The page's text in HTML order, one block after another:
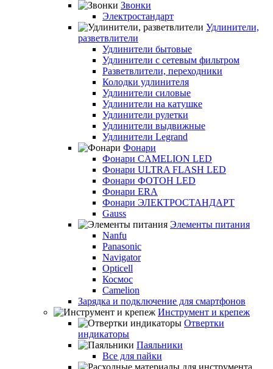
Звонки
Электростандарт
Удлинители,
разветвлители
Удлинители бытовые
Удлинители с сетевым фильтром
Разветвлители, переходники
Колодки удлинителя
Удлинители силовые
Удлинители на катушке
Удлинители рулетки
Удлинители выдвижные
Удлинители Legrand
Фонари
Фонари CAMELION LED
Фонари ULTRA FLASH LED
Фонари ФОТОН LED
Фонари ERA
Фонари ЭЛЕКТРОСТАНДАРТ
Gauss
Элементы питания
Nanfu
Panasonic
Navigator
Opticell
Космос
Camelion
Зарядка и подключение для смартфонов
Инструмент и крепеж
Отвертки
индикаторы
Паяльники
Все для пайки